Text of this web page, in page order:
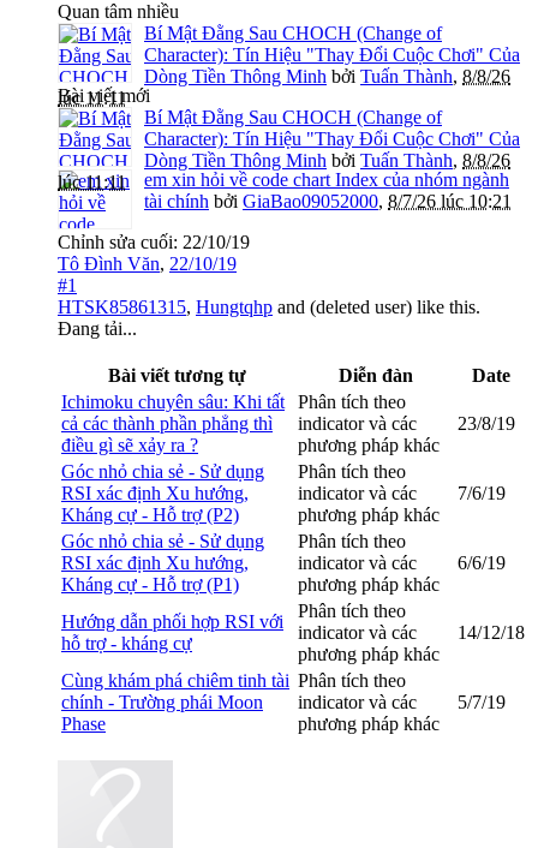
Quan tâm nhiều
Bí Mật Đằng Sau CHOCH (Change of
Character): Tín Hiệu "Thay Đổi Cuộc Chơi" Của
Dòng Tiền Thông Minh bởi Tuấn Thành, 8/8/26
lúc 11:11
Bài viết mới
Bí Mật Đằng Sau CHOCH (Change of
Character): Tín Hiệu "Thay Đổi Cuộc Chơi" Của
Dòng Tiền Thông Minh bởi Tuấn Thành, 8/8/26
lúc 11:11
em xin hỏi về code chart Index của nhóm ngành
tài chính bởi GiaBao09052000, 8/7/26 lúc 10:21
Chỉnh sửa cuối: 22/10/19
Tô Đình Văn, 22/10/19
#1
HTSK85861315, Hungtqhp and (deleted user) like this.
Đang tải...
Bài viết tương tự Diễn đàn
Date
Ichimoku chuyên sâu: Khi tất
cả các thành phần phẳng thì
điều gì sẽ xảy ra ?
Phân tích theo
indicator và các
phương pháp khác
23/8/19
Góc nhỏ chia sẻ - Sử dụng
RSI xác định Xu hướng,
Kháng cự - Hỗ trợ (P2)
Phân tích theo
indicator và các
phương pháp khác
7/6/19
Góc nhỏ chia sẻ - Sử dụng
RSI xác định Xu hướng,
Kháng cự - Hỗ trợ (P1)
Phân tích theo
indicator và các
phương pháp khác
6/6/19
Hướng dẫn phối hợp RSI với
hỗ trợ - kháng cự
Phân tích theo
indicator và các
phương pháp khác
14/12/18
Cùng khám phá chiêm tinh tài
chính - Trường phái Moon
Phase
Phân tích theo
indicator và các
phương pháp khác
5/7/19